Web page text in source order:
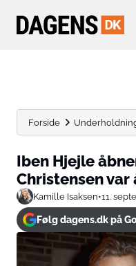
Forside
Iben Hjejle
Christensen
Kamille Isaksen•11.
Følg dagens.dk på